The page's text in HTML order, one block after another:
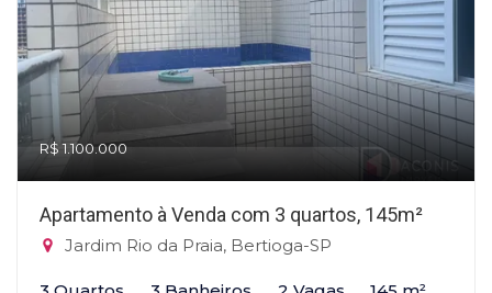
R$ 1.100.000
Apartamento à Venda com 3 quartos, 145m²
Jardim Rio da Praia, Bertioga-SP